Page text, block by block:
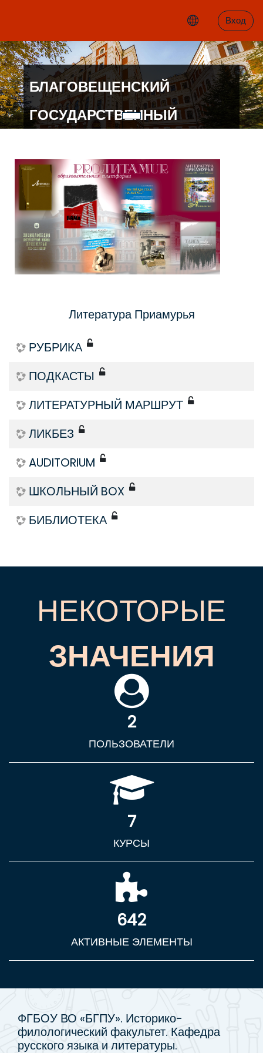
Вход
БЛАГОВЕЩЕНСКИЙ
ГОСУДАРСТВЕННЫЙ
УНИВЕРСИТЕТ
КАФЕДРА РУССКОГО ЯЗЫКА И
ЛИТЕРАТУРЫ
Литература Приамурья
РУБРИКА
ПОДКАСТЫ
ЛИТЕРАТУРНЫЙ МАРШРУТ
ЛИКБЕЗ
AUDITORIUM
ШКОЛЬНЫЙ BOX
БИБЛИОТЕКА
НЕКОТОРЫЕ
ЗНАЧЕНИЯ
2
ПОЛЬЗОВАТЕЛИ
7
КУРСЫ
642
АКТИВНЫЕ ЭЛЕМЕНТЫ
ФГБОУ ВО «БГПУ». Историко-
филологический факультет. Кафедра
русского языка и литературы.